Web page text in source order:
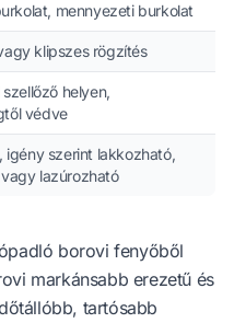
mennyezeti burkolat
klipszes rögzítés
helyen,
védve
igény szerint lakkozható,
lazúrozható
borovi fenyőből
markánsabb erezetű és
tartósabb